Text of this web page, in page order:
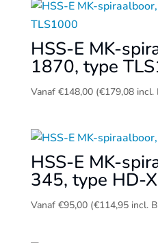
HSS-E MK-
1870, type
Vanaf €148,00 (€179,08incl.
HSS-E MK-
345, type HD-X
Vanaf €95,00 (€114,95incl.